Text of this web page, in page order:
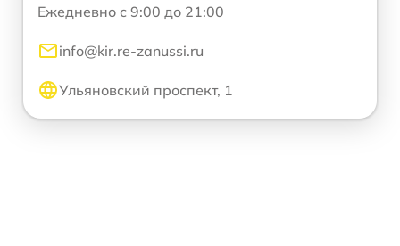
Ежедневно с 9:00 до 21:00
info@kir.re-zanussi.ru
Ульяновский проспект, 1